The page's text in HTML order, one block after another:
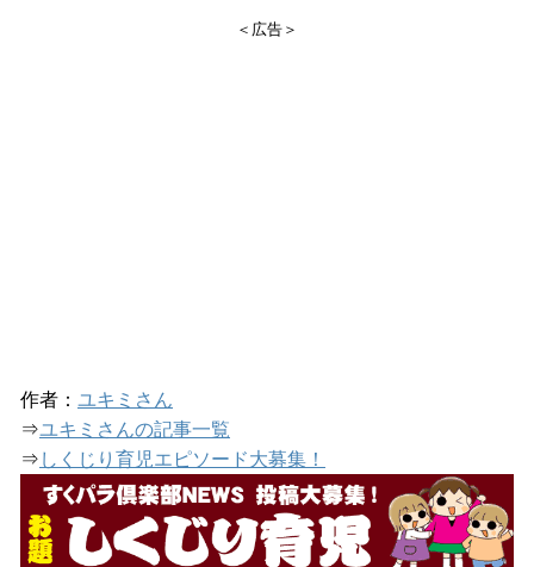
＜広告＞
作者： ユキミさん
⇒ユキミさんの記事一覧
⇒ しくじり育児エピソード大募集！